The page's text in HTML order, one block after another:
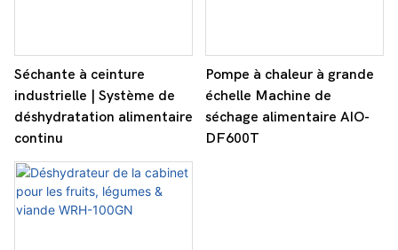
Séchante à ceinture
industrielle | Système de
déshydratation alimentaire
continu
Pompe à chaleur à grande
échelle Machine de
séchage alimentaire AIO-
DF600T